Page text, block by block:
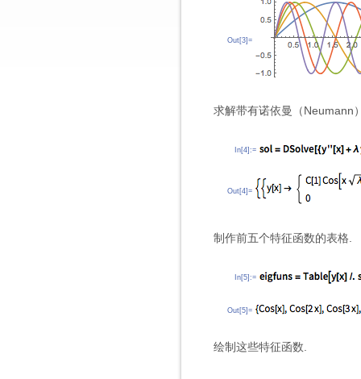
Out[3]=
求解带有诺依曼（Neumann
In[4]:=
Out[4]=
制作前五个特征函数的表格.
In[5]:=
Out[5]=
绘制这些特征函数.